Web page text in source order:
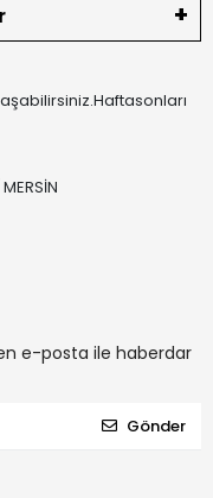
e-posta ile haberdar
Gönder